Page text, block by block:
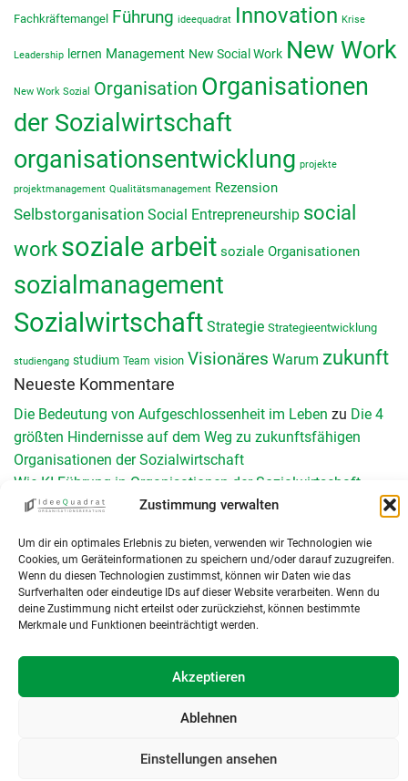
Zustimmung verwalten
Um dir ein optimales Erlebnis zu bieten, verwenden wir Technologien wie
Cookies, um Geräteinformationen zu speichern und/oder darauf zuzugreifen.
Wenn du diesen Technologien zustimmst, können wir Daten wie das
Surfverhalten oder eindeutige IDs auf dieser Website verarbeiten. Wenn du
deine Zustimmung nicht erteilst oder zurückziehst, können bestimmte
Merkmale und Funktionen beeinträchtigt werden.
Akzeptieren
Ablehnen
Einstellungen ansehen
Fachkräftemangel Führung ideequadrat Innovation Krise
Leadership lernen Management New Social Work New Work
New Work Sozial Organisation Organisationen
der Sozialwirtschaft
organisationsentwicklung projekte
projektmanagement Qualitätsmanagement Rezension
Selbstorganisation Social Entrepreneurship social
work soziale arbeit soziale Organisationen
sozialmanagement
Sozialwirtschaft Strategie Strategieentwicklung
studiengang studium Team vision Visionäres Warum zukunft
Neueste Kommentare
Die Bedeutung von Aufgeschlossenheit im Leben zu Die 4
größten Hindernisse auf dem Weg zu zukunftsfähigen
Organisationen der Sozialwirtschaft
Wie KI Führung in Organisationen der Sozialwirtschaft
verändert - Teil II - IdeeQuadratzuWie KI Führung in der
Schnittstellen management: Reibungslos versorgen 2026zu
Schnittstellenmanagement in Organisationen der Sozialen
Arbeit: Herausforderungen, Chancen und konkrete
Umsetzung
durch Diagnose
KI und Digitalisierung in der Sozialwirtschaft: Neun
Leitorientierungen für Führungskräfte - IdeeQuadrat